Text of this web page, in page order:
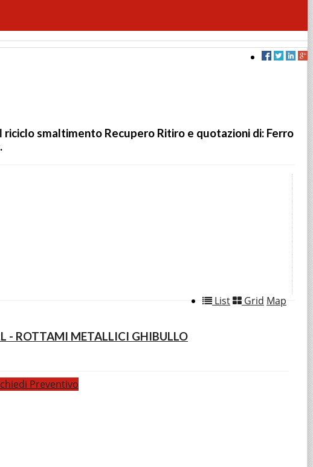
smaltimento Recupero Ritiro e quotazioni di: Ferro
List
Grid Map
- ROTTAMI METALLICI GHIBULLO
Preventivo